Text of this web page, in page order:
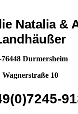
Natalia &
Durmersheim
Wagnerstraße 10